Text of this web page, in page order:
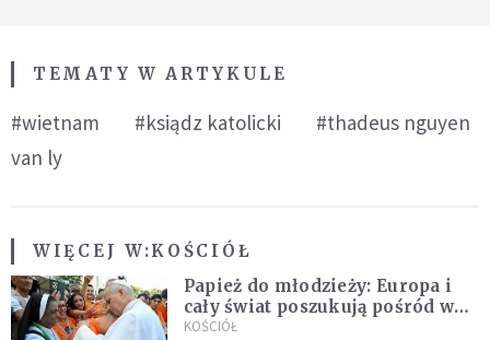
TEMATY W ARTYKULE
#wietnam #ksiądz katolicki
#thadeus nguyen
van ly
WIĘCEJ W:KOŚCIÓŁ
Papież do młodzieży: Europa i
cały świat poszukują pośród was
nowych świętych
KOŚCIÓŁ